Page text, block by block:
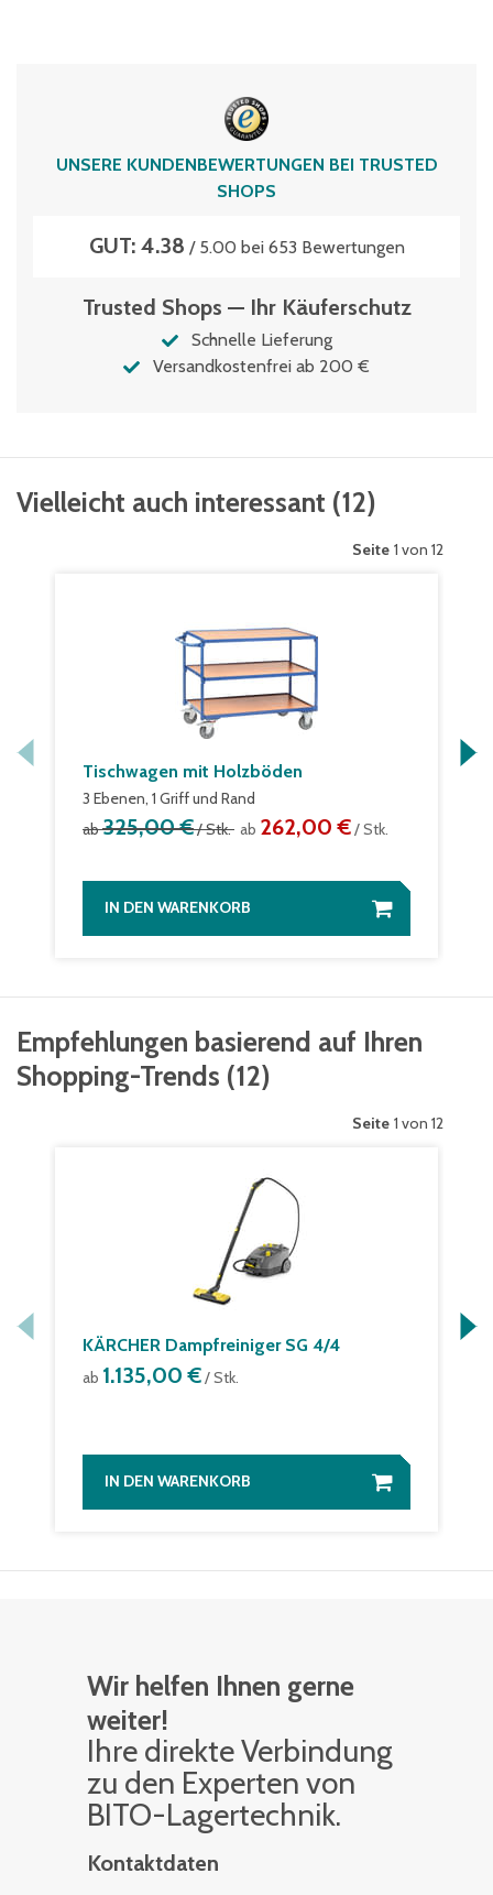
UNSERE KUNDENBEWERTUNGEN BEI TRUSTED
SHOPS
GUT: 4.38 / 5.00 bei 653 Bewertungen
Trusted Shops — Ihr Käuferschutz
Schnelle Lieferung
Versandkostenfrei ab 200 €
Vielleicht auch interessant (12)
Seite 1 von 12
Tischwagen mit Holzböden
3 Ebenen, 1 Griff und Rand
ab325,00 €/ Stk. ab 262,00 €/ Stk.
IN DEN WARENKORB
Empfehlungen basierend auf Ihren
Shopping-Trends (12)
Seite 1 von 12
KÄRCHER Dampfreiniger SG 4/4
ab 1.135,00 €/ Stk.
IN DEN WARENKORB
Wir helfen Ihnen gerne
weiter!
Ihre di­rek­te Ver­bin­dung
zu den Ex­per­ten von
BITO-La­ger­tech­nik.
Kontaktdaten